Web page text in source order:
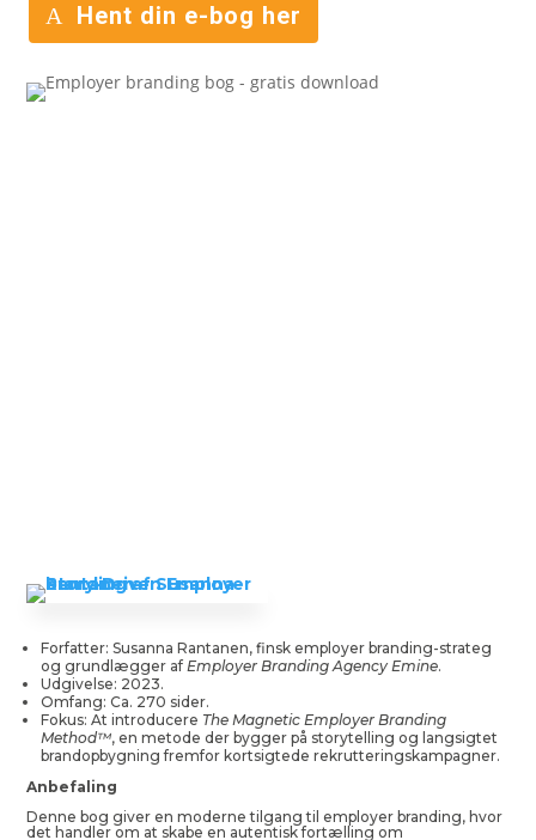
Hent din e-bog her
Forfatter: Susanna Rantanen, finsk employer branding-strateg
og grundlægger afEmployer Branding Agency Emine.
Udgivelse: 2023.
Omfang: Ca. 270 sider.
Fokus: At introducere The Magnetic Employer Branding
Method™, en metode der bygger på storytelling og langsigtet
brandopbygning fremfor kortsigtede rekrutteringskampagner.
Anbefaling
Denne bog giver en moderne tilgang til employer branding, hvor
det handler om at skabe en autentisk fortælling om